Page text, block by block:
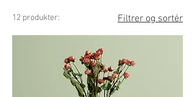
12 produkter: Filtrer og sortér